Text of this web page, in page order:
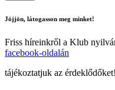
Jöjjön, látogasson meg minket!
Friss híreinkről a Klub
facebook-oldalán
tájékoztatjuk az érdeklődőket!